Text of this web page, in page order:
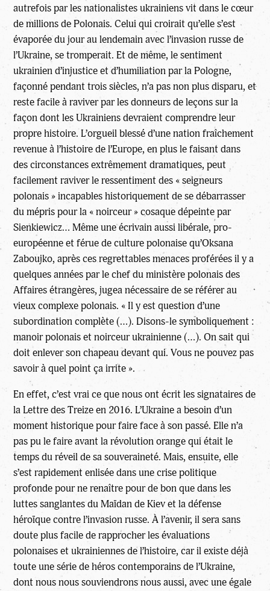
autrefois par les nationalistes ukrainiens vit dans le cœur
de millions de Polonais. Celui qui croirait qu’elle s’est
évaporée du jour au lendemain avec l’invasion russe de
l’Ukraine, se tromperait. Et de même, le sentiment
ukrainien d’injustice et d’humiliation par la Pologne,
façonné pendant trois siècles, n’a pas non plus disparu, et
reste facile à raviver par les donneurs de leçons sur la
façon dont les Ukrainiens devraient comprendre leur
propre histoire. L’orgueil blessé d’une nation fraîchement
revenue à l’histoire de l’Europe, en plus le faisant dans
des circonstances extrêmement dramatiques, peut
facilement raviver le ressentiment des « seigneurs
polonais » incapables historiquement de se débarrasser
du mépris pour la « noirceur » cosaque dépeinte par
Sienkiewicz… Même une écrivain aussi libérale, pro-
européenne et férue de culture polonaise qu’Oksana
Zaboujko, après ces regrettables menaces proférées il y a
quelques années par le chef du ministère polonais des
Affaires étrangères, jugea nécessaire de se référer au
vieux complexe polonais. « Il y est question d’une
subordination complète (…). Disons-le symboliquement :
manoir polonais et noirceur ukrainienne (…). On sait qui
doit enlever son chapeau devant qui. Vous ne pouvez pas
savoir à quel point ça irrite ».
En effet, c’est vrai ce que nous ont écrit les signataires de
la Lettre des Treize en 2016. L’Ukraine a besoin d’un
moment historique pour faire face à son passé. Elle n’a
pas pu le faire avant la révolution orange qui était le
temps du réveil de sa souveraineté. Mais, ensuite, elle
s’est rapidement enlisée dans une crise politique
profonde pour ne renaître pour de bon que dans les
luttes sanglantes du Maïdan de Kiev et la défense
héroïque contre l’invasion russe. À l’avenir, il sera sans
doute plus facile de rapprocher les évaluations
polonaises et ukrainiennes de l’histoire, car il existe déjà
toute une série de héros contemporains de l’Ukraine,
dont nous nous souviendrons nous aussi, avec une égale